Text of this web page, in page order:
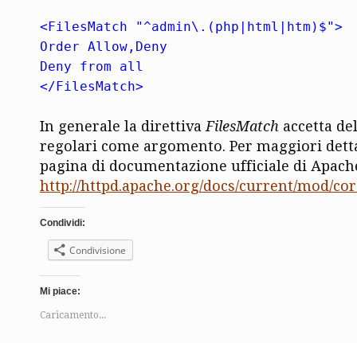
<FilesMatch "^admin\.(php|html|htm)$">
Order Allow,Deny
Deny from all
</FilesMatch>
In generale la direttivaFilesMatch accetta
regolari come argomento. Per maggiori
pagina di documentazione ufficiale di
http://httpd.apache.org/docs/current/mod/
Condividi:
Condivisione
Mi piace:
Caricamento...